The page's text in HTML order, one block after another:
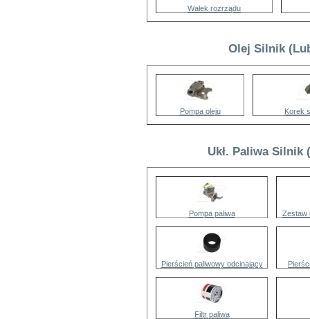
Wałek rozrządu
Olej Silnik
Pompa oleju Korek
Ukł. Paliwa Silnik
Pompa paliwa Zestaw
Pierścień paliwowy odcinający
Filtr paliwa